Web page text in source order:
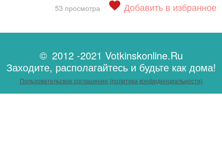
53 просмотра Добавить в избранное
© 2012 -2021 Votkinskonline.Ru
Заходите, располагайтесь и будьте как дома!
Пользовательское соглашение (политика конфиденциальности)